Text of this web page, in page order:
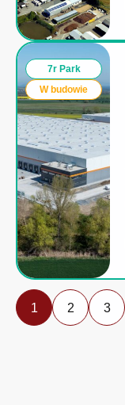
7r Park
W budowie
1 2 3